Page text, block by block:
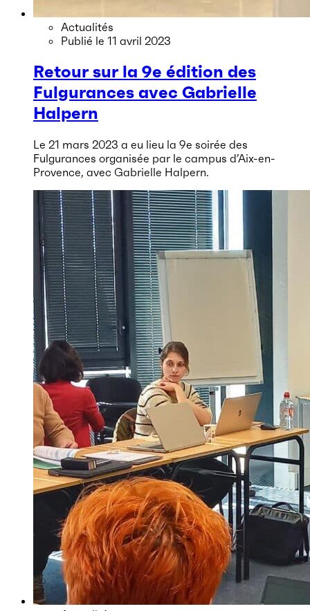
Actualités
Publié le 11 avril 2023
Retour sur la 9e édition des
Fulgurances avec Gabrielle
Halpern
Le 21 mars 2023 a eu lieu la 9e soirée des
Fulgurances organisée par le campus d’Aix-en-
Provence, avec Gabrielle Halpern.